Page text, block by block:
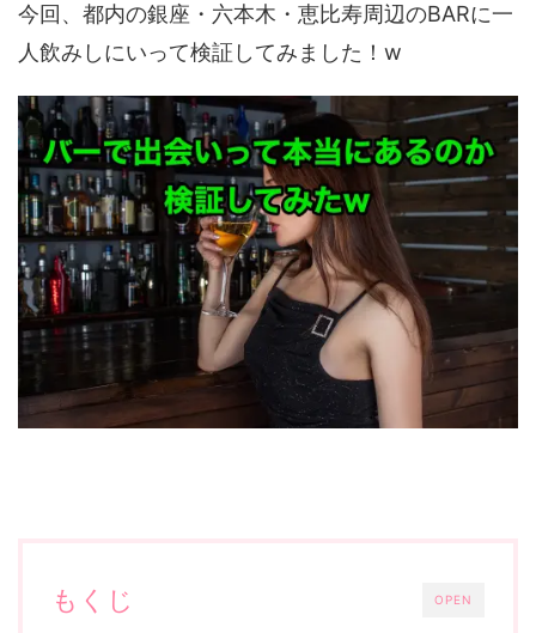
今回、都内の銀座・六本木・恵比寿周辺のBARに一
人飲みしにいって検証してみました！w
OPEN
もくじ